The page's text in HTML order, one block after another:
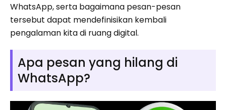
WhatsApp, serta bagaimana pesan-pesan
tersebut dapat mendefinisikan kembali
pengalaman kita di ruang digital.
Apa pesan yang hilang di
WhatsApp?